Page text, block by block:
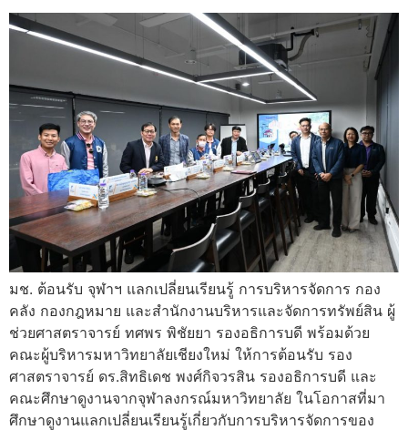
มช. ต้อนรับ จุฬาฯ แลกเปลี่ยนเรียนรู้ การบริหารจัดการ กอง
คลัง กองกฎหมาย และสำนักงานบริหารและจัดการทรัพย์สิน ผู้
ช่วยศาสตราจารย์ ทศพร พิชัยยา รองอธิการบดี พร้อมด้วย
คณะผู้บริหารมหาวิทยาลัยเชียงใหม่ ให้การต้อนรับ รอง
ศาสตราจารย์ ดร.สิทธิเดช พงศ์กิจวรสิน รองอธิการบดี และ
คณะศึกษาดูงานจากจุฬาลงกรณ์มหาวิทยาลัย ในโอกาสที่มา
ศึกษาดูงานแลกเปลี่ยนเรียนรู้เกี่ยวกับการบริหารจัดการของ